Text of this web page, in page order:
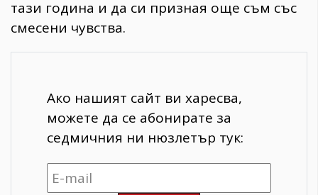
тази година и да си призная още съм със
смесени чувства.
Ако нашият сайт ви харесва,
можете да се абонирате за
седмичния ни нюзлетър тук: